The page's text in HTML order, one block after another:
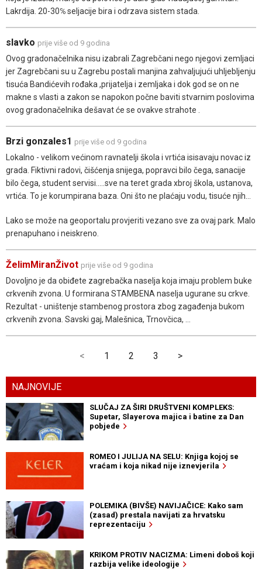
Lakrdija. 20-30℅ seljacije bira i odrzava sistem stada.
slavko prije više od 9 godina
Ovog gradonačelnika nisu izabrali Zagrebčani nego njegovi zemljaci
jer Zagrebčani su u Zagrebu postali manjina zahvaljujući uhljebljenju
tisuća Bandićevih rođaka ,prijatelja i zemljaka i dok god se on ne
makne s vlasti a zakon se napokon počne baviti stvarnim poslovima
ovog gradonačelnika dešavat će se ovakve strahote .
Brzi gonzales1 prije više od 9 godina
Lokalno - velikom većinom ravnatelji škola i vrtića isisavaju novac iz
grada. Fiktivni radovi, čišćenja snijega, popravci bilo čega, sanacije
bilo čega, student servisi.....sve na teret grada xbroj škola, ustanova,
vrtića. To je korumpirana baza. Oni što ne plaćaju vodu, tisuće njih...
Lako se može na geoportalu provjeriti vezano sve za ovaj park. Malo
prenapuhano i neiskreno.
ŽelimMiranŽivot prije više od 9 godina
Dovoljno je da obiđete zagrebačka naselja koja imaju problem buke
crkvenih zvona. U formirana STAMBENA naselja ugurane su crkve.
Rezultat - uništenje stambenog prostora zbog zagađenja bukom
crkvenih zvona. Savski gaj, Malešnica, Trnovčica, ...
< 1 2 3 >
NAJNOVIJE
SLUČAJ ZA ŠIRI DRUŠTVENI KOMPLEKS:
Supetar, Slayerova majica i batine za Dan
pobjede
ROMEO I JULIJA NA SELU: Knjiga kojoj se
vraćam i koja nikad nije iznevjerila
POLEMIKA (BIVŠE) NAVIJAČICE: Kako sam
(zasad) prestala navijati za hrvatsku
reprezentaciju
KRIKOM PROTIV NACIZMA: Limeni doboš koji
razbija velike ideologije